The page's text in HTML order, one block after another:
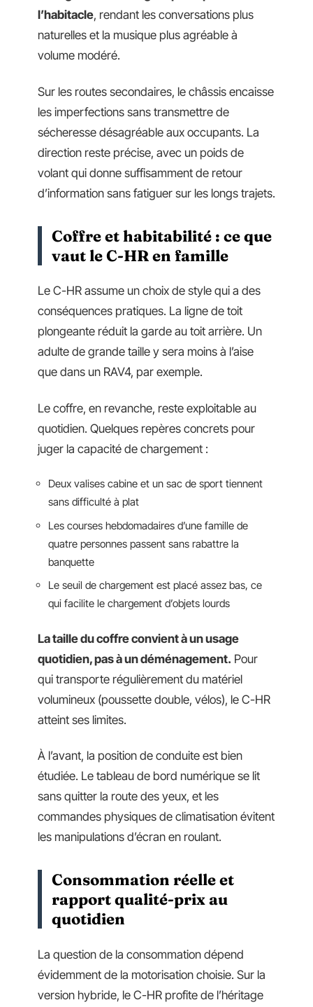
l’habitacle, rendant les conversations plus
naturelles et la musique plus agréable à
volume modéré.
Sur les routes secondaires, le châssis encaisse
les imperfections sans transmettre de
sécheresse désagréable aux occupants. La
direction reste précise, avec un poids de
volant qui donne suffisamment de retour
d’information sans fatiguer sur les longs trajets.
Coffre et habitabilité : ce que
vaut le C-HR en famille
Le C-HR assume un choix de style qui a des
conséquences pratiques. La ligne de toit
plongeante réduit la garde au toit arrière. Un
adulte de grande taille y sera moins à l’aise
que dans un RAV4, par exemple.
Le coffre, en revanche, reste exploitable au
quotidien. Quelques repères concrets pour
juger la capacité de chargement :
Deux valises cabine et un sac de sport tiennent
sans difficulté à plat
Les courses hebdomadaires d’une famille de
quatre personnes passent sans rabattre la
banquette
Le seuil de chargement est placé assez bas, ce
qui facilite le chargement d’objets lourds
La taille du coffre convient à un usage
quotidien, pas à un déménagement. Pour
qui transporte régulièrement du matériel
volumineux (poussette double, vélos), le C-HR
atteint ses limites.
À l’avant, la position de conduite est bien
étudiée. Le tableau de bord numérique se lit
sans quitter la route des yeux, et les
commandes physiques de climatisation évitent
les manipulations d’écran en roulant.
Consommation réelle et
rapport qualité-prix au
quotidien
La question de la consommation dépend
évidemment de la motorisation choisie. Sur la
version hybride, le C-HR profite de l’héritage